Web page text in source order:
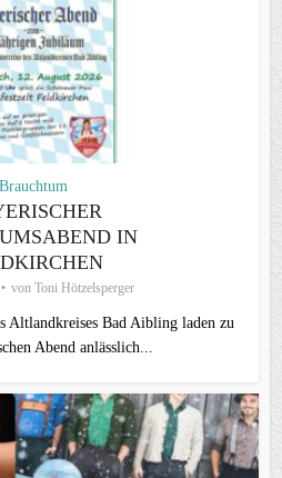
Brauchtum
IN
von Toni Hötzelsperger
Altlandkreises Bad Aibling laden zu
Abend anlässlich...